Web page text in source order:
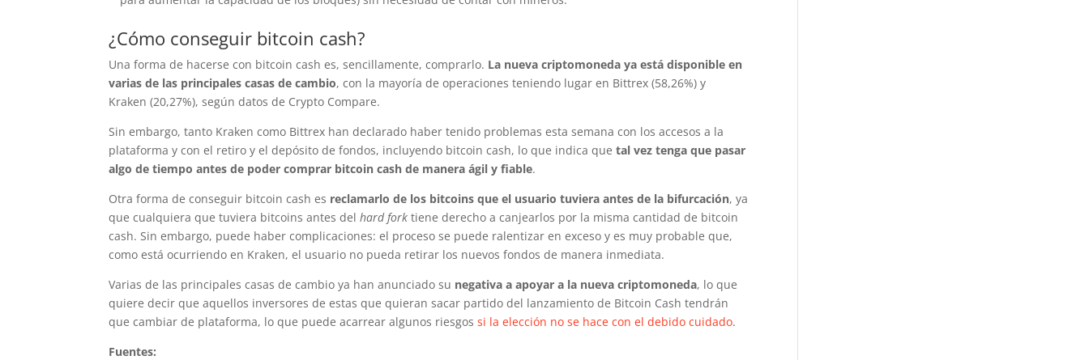
¿Cómo conseguir bitcoin cash?
Una forma de hacerse con bitcoin cash es, sencillamente, comprarlo. La nueva criptomoneda ya está disponible en
varias de las principales casas de cambio, con la mayoría de operaciones teniendo lugar en Bittrex (58,26%) y
Kraken (20,27%), según datos de Crypto Compare.
Sin embargo, tanto Kraken como Bittrex han declarado haber tenido problemas esta semana con los accesos a la
plataforma y con el retiro y el depósito de fondos, incluyendo bitcoin cash, lo que indica quetal vez tenga que pasar
algo de tiempo antes de poder comprar bitcoin cash de manera ágil y fiable.
Otra forma de conseguir bitcoin cash es reclamarlo de los bitcoins que el usuario tuviera antes de la bifurcación, ya
que cualquiera que tuviera bitcoins antes delhard fork tiene derecho a canjearlos por la misma cantidad de bitcoin
cash. Sin embargo, puede haber complicaciones: el proceso se puede ralentizar en exceso y es muy probable que,
como está ocurriendo en Kraken, el usuario no pueda retirar los nuevos fondos de manera inmediata.
Varias de las principales casas de cambio ya han anunciado su negativa a apoyar a la nueva criptomoneda, lo que
quiere decir que aquellos inversores de estas que quieran sacar partido del lanzamiento de Bitcoin Cash tendrán
que cambiar de plataforma, lo que puede acarrear algunos riesgossi la elección no se hace con el debido cuidado.
Fuentes: